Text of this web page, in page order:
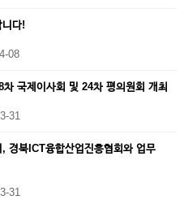
다!
08
국제이사회 및 24차 평의원회 개최
31
경북ICT융합산업진흥협회와 업무
31